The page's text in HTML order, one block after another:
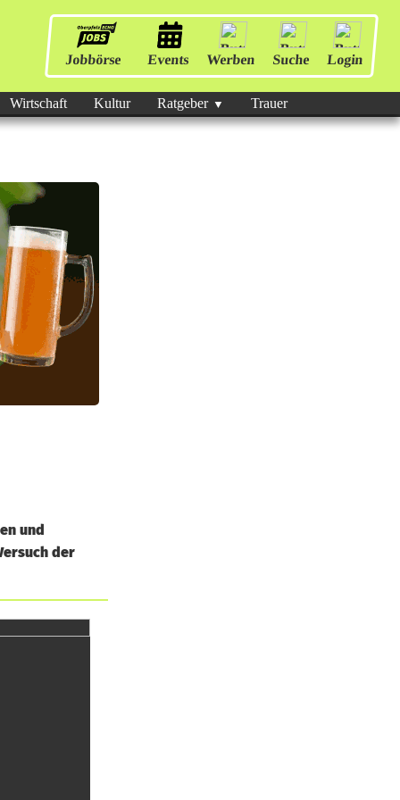
Jobbörse Events Werben Suche Login
Wirtschaft Kultur Ratgeber Trauer
und
der